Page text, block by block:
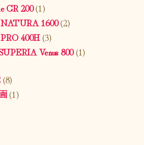
CR 200(1)
1600(2)
400H(3)
Venus 800(1)
(8)
(1)